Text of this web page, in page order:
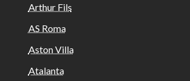
Arthur Fils
AS Roma
Aston Villa
Atalanta